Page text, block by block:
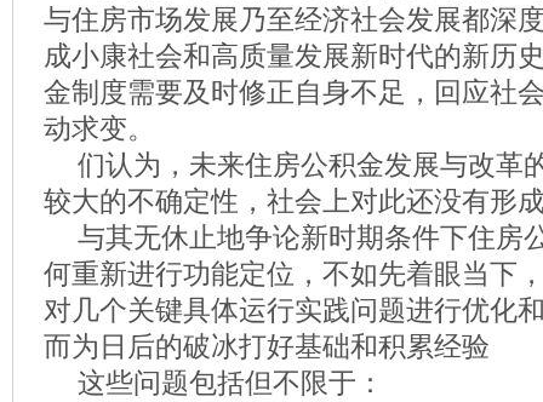
与住房市场发展乃至经济社会发展都深
成小康社会和高质量发展新时代的新历
金制度需要及时修正自身不足，回应社
动求变。
们认为，未来住房公积金发展与改革
较大的不确定性，社会上对此还没有形
与其无休止地争论新时期条件下住房
何重新进行功能定位，不如先着眼当下
对几个关键具体运行实践问题进行优化
而为日后的破冰打好基础和积累经验
这些问题包括但不限于：